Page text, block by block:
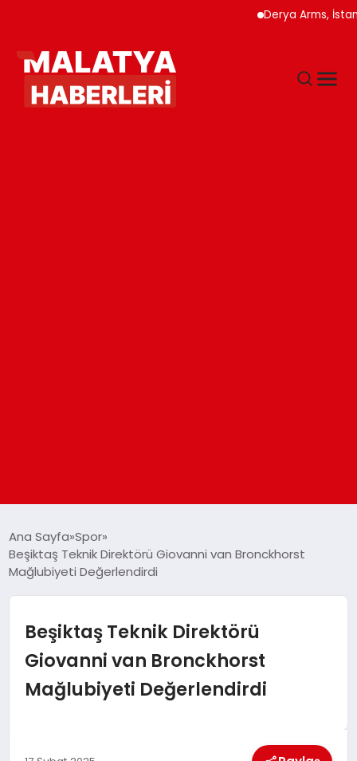
Derya Arms,
GÜNDEM
DÜNYA
EĞITIM
Ana Sayfa Spor
Beşiktaş Teknik Direktörü Giovanni van Bronckhorst
Mağlubiyeti Değerlendirdi
Beşiktaş Teknik Direktörü
Giovanni van Bronckhorst
Mağlubiyeti Değerlendirdi